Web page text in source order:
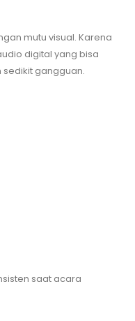
mutu visual. Karena
digital yang bisa
gangguan.
saat acara